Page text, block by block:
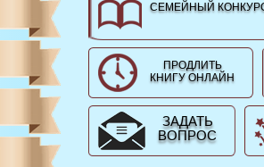
СЕМЕЙНЫЙ
ПРОДЛИТЬ
КНИГУ ОНЛАЙН
ЗАДАТЬ
ВОПРОС